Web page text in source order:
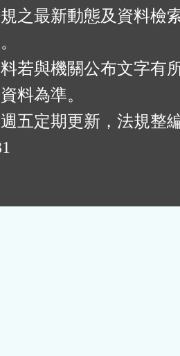
之最新動態及資料檢
若與機關公布文字有
料為準。
五定期更新，法規整